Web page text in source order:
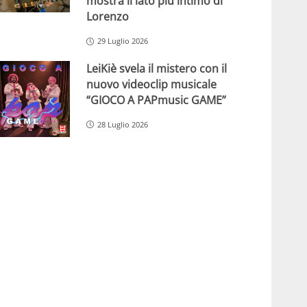
Lorenzo
29 Luglio 2026
LeiKiè svela il mistero con il
nuovo videoclip musicale
“GIOCO A PAPmusic GAME”
28 Luglio 2026